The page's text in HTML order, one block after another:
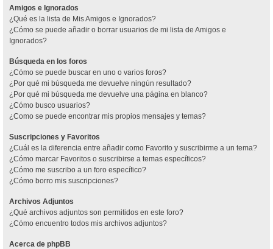
Amigos e Ignorados
¿Qué es la lista de Mis Amigos e Ignorados?
¿Cómo se puede añadir o borrar usuarios de mi lista de Amigos e
Ignorados?
Búsqueda en los foros
¿Cómo se puede buscar en uno o varios foros?
¿Por qué mi búsqueda me devuelve ningún resultado?
¿Por qué mi búsqueda me devuelve una página en blanco?
¿Cómo busco usuarios?
¿Como se puede encontrar mis propios mensajes y temas?
Suscripciones y Favoritos
¿Cuál es la diferencia entre añadir como Favorito y suscribirme a un tema?
¿Cómo marcar Favoritos o suscribirse a temas específicos?
¿Cómo me suscribo a un foro específico?
¿Cómo borro mis suscripciones?
Archivos Adjuntos
¿Qué archivos adjuntos son permitidos en este foro?
¿Cómo encuentro todos mis archivos adjuntos?
Acerca de phpBB